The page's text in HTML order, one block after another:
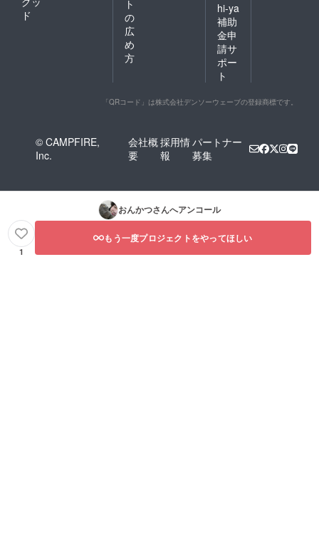
ド
ト
の
広
め
方
hi-ya
補助
金申
請サ
ポー
ト
「QRコード」は株式会社デンソーウェーブの登録商標です。
© CAMPFIRE,
Inc.
会社概
要
採用情
報
パートナー
募集
おんかつさんへアンコール
1
もう一度プロジェクトをやってほしい